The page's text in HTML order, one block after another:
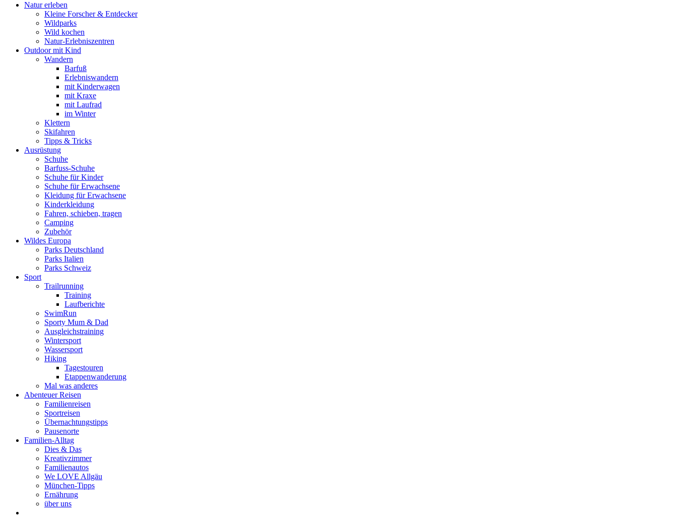
Natur erleben
Kleine Forscher & Entdecker
Wildparks
Wild kochen
Natur-Erlebniszentren
Outdoor mit Kind
Wandern
Barfuß
Erlebniswandern
mit Kinderwagen
mit Kraxe
mit Laufrad
im Winter
Klettern
Skifahren
Tipps & Tricks
Ausrüstung
Schuhe
Barfuss-Schuhe
Schuhe für Kinder
Schuhe für Erwachsene
Kleidung für Erwachsene
Kinderkleidung
Fahren, schieben, tragen
Camping
Zubehör
Wildes Europa
Parks Deutschland
Parks Italien
Parks Schweiz
Sport
Trailrunning
Training
Laufberichte
SwimRun
Sporty Mum & Dad
Ausgleichstraining
Wintersport
Wassersport
Hiking
Tagestouren
Etappenwanderung
Mal was anderes
Abenteuer Reisen
Familienreisen
Sportreisen
Übernachtungstipps
Pausenorte
Familien-Alltag
Dies & Das
Kreativzimmer
Familienautos
We LOVE Allgäu
München-Tipps
Ernährung
über uns